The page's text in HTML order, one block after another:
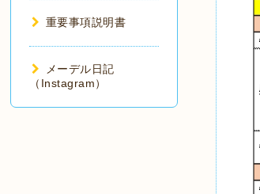
重要事項説明書
メーデル日記
（Instagram）